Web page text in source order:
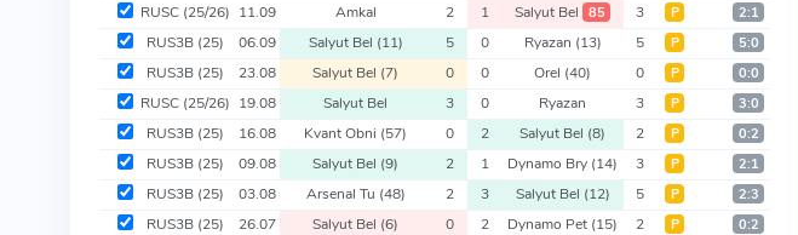
RUSC (25/26) 11.09 Amkal 2 1 Salyut Bel 85 3 Р 2:1
RUS3B (25) 06.09 Salyut Bel (11) 5 0 Ryazan (13) 5 Р 5:0
RUS3B (25) 23.08 Salyut Bel (7) 0 0 Orel (40) 0 Р 0:0
RUSC (25/26) 19.08 Salyut Bel 3 0 Ryazan 3 Р 3:0
RUS3B (25) 16.08 Kvant Obni (57) 0 2 Salyut Bel (8) 2 Р 0:2
RUS3B (25) 09.08 Salyut Bel (9) 2 1 Dynamo Bry (14) 3 Р 2:1
RUS3B (25) 03.08 Arsenal Tu (48) 2 3 Salyut Bel (12) 5 Р 2:3
RUS3B (25) 26.07 Salyut Bel (6) 0 2 Dynamo Pet (15) 2 Р 0:2